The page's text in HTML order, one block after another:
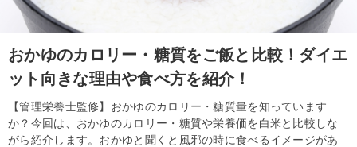
おかゆのカロリー・糖質をご飯と比較！ダイエ
ット向きな理由や食べ方を紹介！
【管理栄養士監修】おかゆのカロリー・糖質量を知っています
か？今回は、おかゆのカロリー・糖質や栄養価を白米と比較しな
がら紹介します。おかゆと聞くと風邪の時に食べるイメージがあ